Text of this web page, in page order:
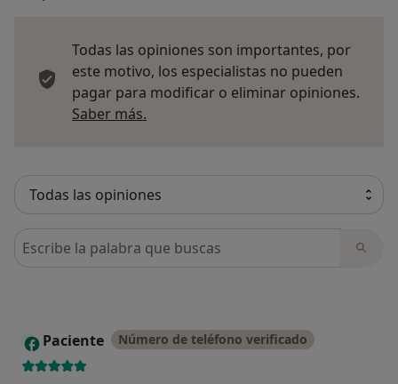
Todas las opiniones son importantes, por
este motivo, los especialistas no pueden
pagar para modificar o eliminar opiniones.
Saber más.
Busca en opiniones
Paciente Número de teléfono verificado